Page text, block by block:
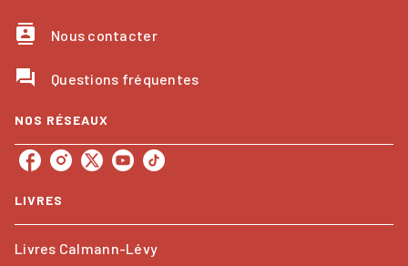
contacts Nous contacter
question_answer Questions fréquentes
NOS RÉSEAUX
LIVRES
Livres Calmann-Lévy